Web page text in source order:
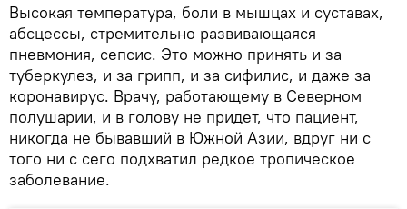
Высокая температура, боли в мышцах и суставах,
абсцессы, стремительно развивающаяся
пневмония, сепсис. Это можно принять и за
туберкулез, и за грипп, и за сифилис, и даже за
коронавирус. Врачу, работающему в Северном
полушарии, и в голову не придет, что пациент,
никогда не бывавший в Южной Азии, вдруг ни с
того ни с сего подхватил редкое тропическое
заболевание.